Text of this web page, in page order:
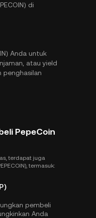
di
Anda untuk
atau yield
penghasilan
PepeCoin
terdapat juga
termasuk:
pembeli
Anda